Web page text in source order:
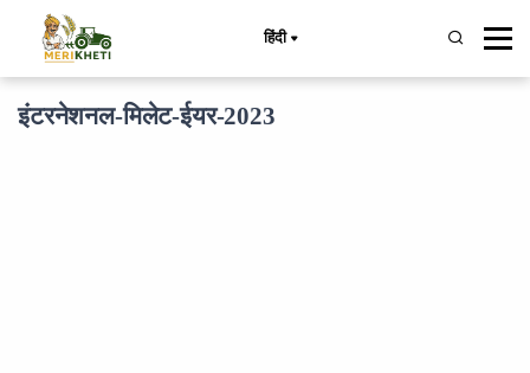
हिंदी
इंटरनेशनल-मिलेट-ईयर-2023